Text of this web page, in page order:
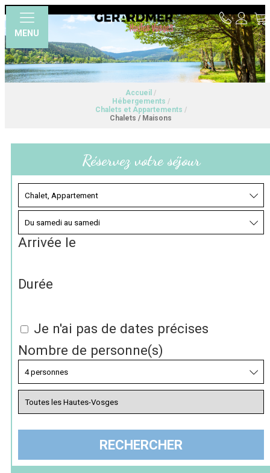
MENU
Accueil /
Hébergements /
Chalets et Appartements /
Chalets / Maisons
Réservez votre séjour
Arrivée le
Durée
Je n'ai pas de dates précises
Nombre de personne(s)